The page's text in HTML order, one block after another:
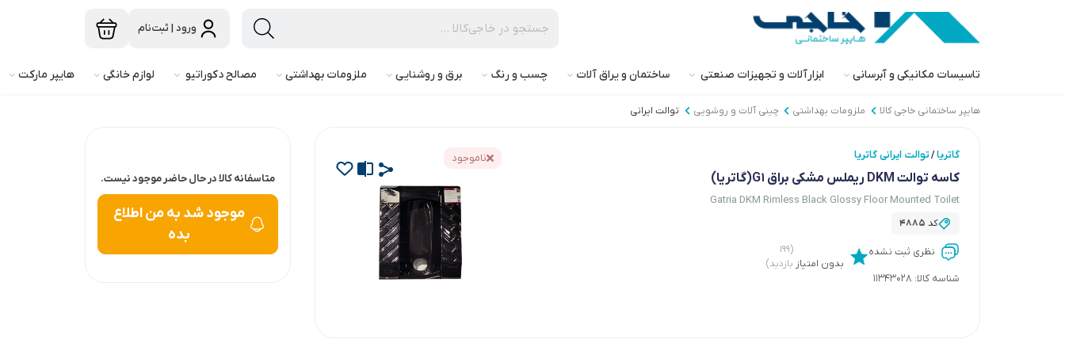
ورود | ثبت‌نام
تاسیسات مکانیکی و آبرسانی ابزارآلات و تجهیزات صنعتی ساختمان و یراق آلات چسب و رنگ برق و روشنایی ملزومات بهداشتی مصالح دکوراتیو لوازم خانگی هایپر مارکت
هایپر ساختمانی خاجی‌ کالا ملزومات بهداشتی چینی آلات و روشویی توالت ایرانی
ناموجود گاتریا/توالت ایرانی گاتریا
کاسه توالت DKM ریملس مشکی براق G1(گاتریا)
Gatria DKM Rimless Black Glossy Floor Mounted Toilet
کد 4885
نظری ثبت نشده
بدون امتیاز
(۱۹۹
بازدید)
شناسه کالا: 11343028
متاسفانه کالا در حال حاضر موجود نیست.
موجود شد به من اطلاع
بده